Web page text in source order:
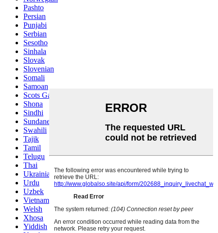
Pashto
Persian
Punjabi
Serbian
Sesotho
Sinhala
Slovak
Slovenian
Somali
Samoan
Scots Gaelic
Shona
Sindhi
Sundanese
Swahili
Tajik
Tamil
Telugu
Thai
Ukrainian
Urdu
Uzbek
Vietnamese
Welsh
Xhosa
Yiddish